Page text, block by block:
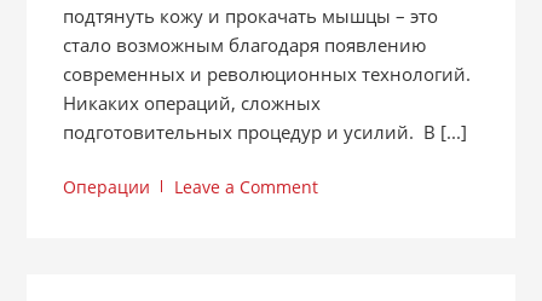
подтянуть кожу и прокачать мышцы – это
стало возможным благодаря появлению
современных и революционных технологий.
Никаких операций, сложных
подготовительных процедур и усилий. В [...]
Операции Leave a Comment